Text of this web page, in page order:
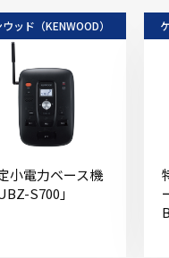
ッド（KENWOOD）
小電力ベース機
S700」